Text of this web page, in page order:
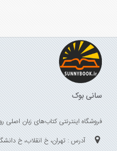
سانی بوک
فروشگاه اینترنتی کتاب‌های زبان اصلی
آدرس : تهران، خ انقلاب، خ دانشگاه،